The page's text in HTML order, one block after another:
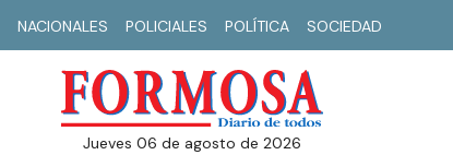
NACIONALES POLICIALES POLÍTICA SOCIEDAD
jueves 06 de agosto de 2026